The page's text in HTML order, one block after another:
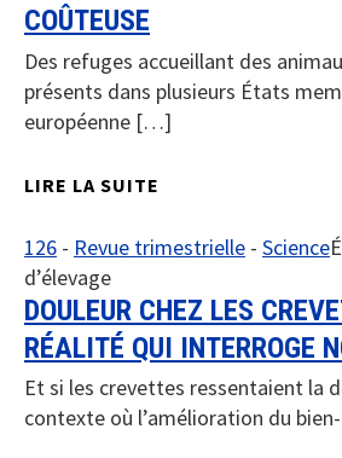
COÛTEUSE
Des refuges accueillant des
présents dans plusieurs États
européenne […]
LIRE LA SUITE
126 - Revue trimestrielle - Science
d’élevage
DOULEUR CHEZ LES
RÉALITÉ QUI INTERROGE
Et si les crevettes ressentaient la
contexte où l’amélioration du